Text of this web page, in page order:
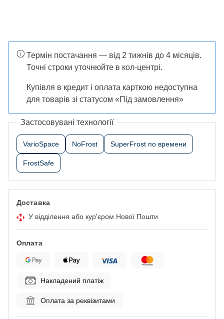
Термін постачання — від 2 тижнів до 4 місяців.
Точні строки уточнюйте в кол-центрі.
Купівля в кредит і оплата карткою недоступна
для товарів зі статусом «Під замовлення»
Застосовувані технології
VarioSpace NoFrost SuperFrost по времени
FrostSafe
Доставка
У відділення або кур'єром Нової Пошти
Оплата
Накладений платіж
Оплата за реквізитами